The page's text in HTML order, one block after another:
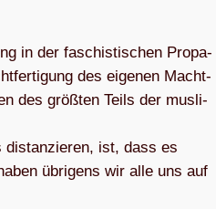
in der faschis­ti­schen Pro­pa­
des eige­nen Macht­
des größ­ten Teils der mus­li­
distan­zie­ren, ist, dass es
übri­gens wir alle uns auf